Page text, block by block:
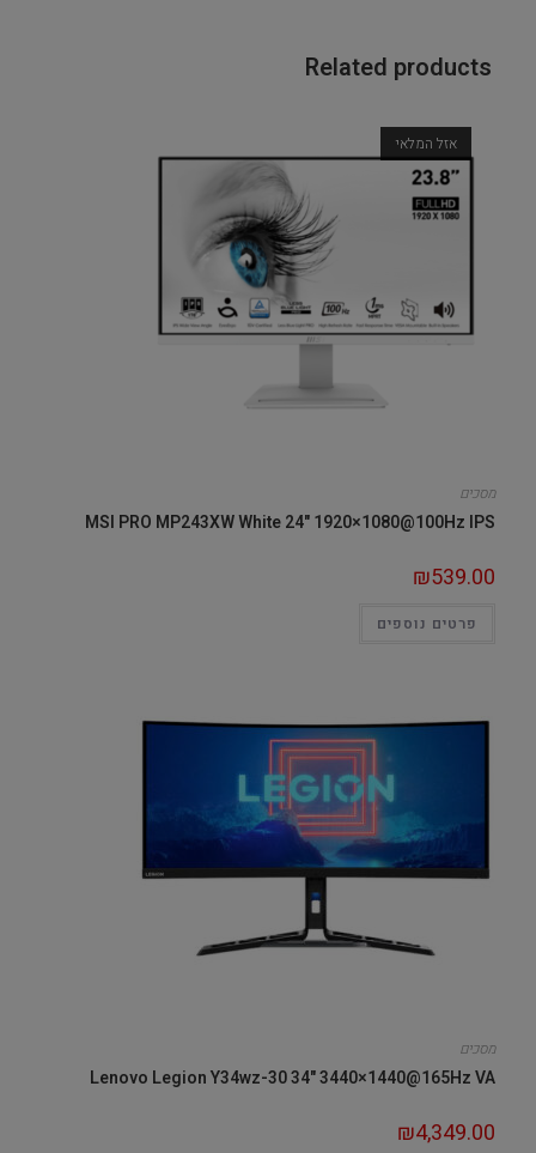
Related products
אזל המלאי
מסכים
MSI PRO MP243XW White 24" 1920×1080@100Hz IPS
₪539.00
פרטים נוספים
מסכים
Lenovo Legion Y34wz-30 34" 3440×1440@165Hz VA
₪4,349.00